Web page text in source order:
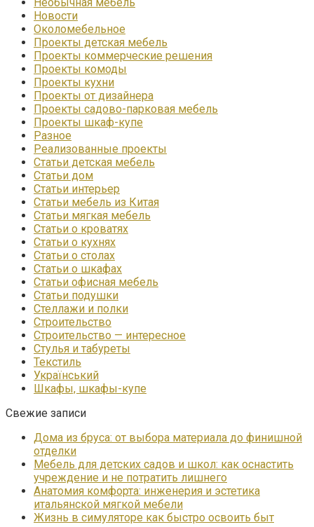
Новости
Околомебельное
Проекты детская мебель
Проекты коммерческие решения
Проекты комоды
Проекты кухни
Проекты от дизайнера
Проекты садово-парковая мебель
Проекты шкаф-купе
Разное
Реализованные проекты
Статьи детская мебель
Статьи дом
Статьи интерьер
Статьи мебель из Китая
Статьи мягкая мебель
Статьи о кроватях
Статьи о кухнях
Статьи о столах
Статьи о шкафах
Статьи офисная мебель
Статьи подушки
Стеллажи и полки
Строительство
Строительство — интересное
Стулья и табуреты
Текстиль
Український
Шкафы, шкафы-купе
Свежие записи
Дома из бруса: от выбора материала до финишной
отделки
Мебель для детских садов и школ: как оснастить
учреждение и не потратить лишнего
Анатомия комфорта: инженерия и эстетика
итальянской мягкой мебели
Жизнь в симуляторе как быстро освоить быт